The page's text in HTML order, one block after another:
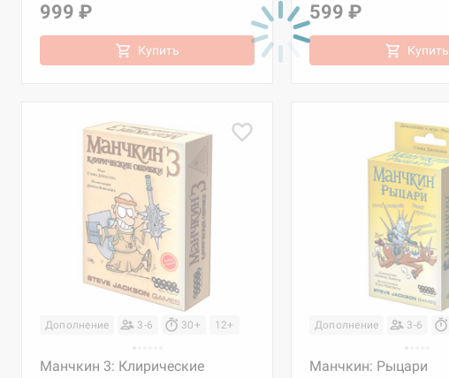
999 ₽
Купить
599 ₽
Купить
Дополнение 3-6 30+ 12+
Манчкин 3: Клирические
Дополнение 3-6
Манчкин: Рыцари